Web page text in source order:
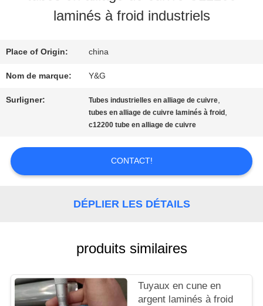
VISITE
CONTRÔLE
DE
CONTACTEZ-
CAS
laminés à froid industriels
Place of Origin: china
Nom de marque: Y&G
Surligner: Tubes industrielles en alliage de cuivre,
tubes en alliage de cuivre laminés à froid ,
c12200 tube en alliage de cuivre
CONTACT!
DÉPLIER LES DÉTAILS
produits similaires
Tuyaux en cune en
argent laminés à froid